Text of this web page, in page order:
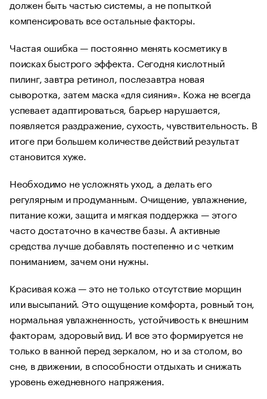
должен быть частью системы, а не попыткой
компенсировать все остальные факторы.
Частая ошибка — постоянно менять косметику в
поисках быстрого эффекта. Сегодня кислотный
пилинг, завтра ретинол, послезавтра новая
сыворотка, затем маска «для сияния». Кожа не всегда
успевает адаптироваться, барьер нарушается,
появляется раздражение, сухость, чувствительность. В
итоге при большем количестве действий результат
становится хуже.
Необходимо не усложнять уход, а делать его
регулярным и продуманным. Очищение, увлажнение,
питание кожи, защита и мягкая поддержка — этого
часто достаточно в качестве базы. А активные
средства лучше добавлять постепенно и с четким
пониманием, зачем они нужны.
Красивая кожа — это не только отсутствие морщин
или высыпаний. Это ощущение комфорта, ровный тон,
нормальная увлажненность, устойчивость к внешним
факторам, здоровый вид. И все это формируется не
только в ванной перед зеркалом, но и за столом, во
сне, в движении, в способности отдыхать и снижать
уровень ежедневного напряжения.